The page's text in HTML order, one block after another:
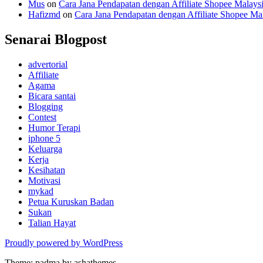
Mus on Cara Jana Pendapatan dengan Affiliate Shopee
Hafizmd on Cara Jana Pendapatan dengan Affiliate Shopee
Senarai Blogpost
advertorial
Affiliate
Agama
Bicara santai
Blogging
Contest
Humor Terapi
iphone 5
Keluarga
Kerja
Kesihatan
Motivasi
mykad
Petua Kuruskan Badan
Sukan
Talian Hayat
Proudly powered by WordPress